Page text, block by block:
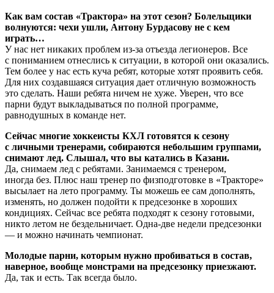
Как вам состав «Трактора» на этот сезон? Болельщики
волнуются: чехи ушли, Антону Бурдасову не с кем
играть…
У нас нет никаких проблем из-за отъезда легионеров. Все
с пониманием отнеслись к ситуации, в которой они оказались.
Тем более у нас есть куча ребят, которые хотят проявить себя.
Для них создавшаяся ситуация дает отличную возможность
это сделать. Наши ребята ничем не хуже. Уверен, что все
парни будут выкладываться по полной программе,
равнодушных в команде нет.
Сейчас многие хоккеисты КХЛ готовятся к сезону
с личными тренерами, собираются небольшим группами,
снимают лед. Слышал, что вы катались в Казани.
Да, снимаем лед с ребятами. Занимаемся с тренером,
иногда без. Плюс наш тренер по физподготовке в «Тракторе»
высылает на лето программу. Ты можешь ее сам дополнять,
изменять, но должен подойти к предсезонке в хороших
кондициях. Сейчас все ребята подходят к сезону готовыми,
никто летом не бездельничает. Одна-две недели предсезонки
— и можно начинать чемпионат.
Молодые парни, которым нужно пробиваться в состав,
наверное, вообще монстрами на предсезонку приезжают.
Да, так и есть. Так всегда было.